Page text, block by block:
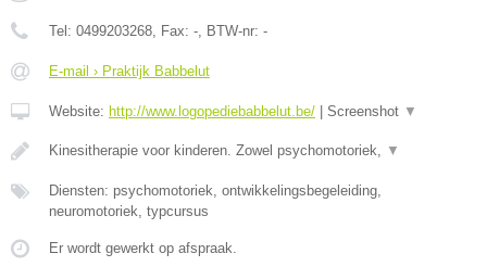
Tel: 0499203268, Fax: -, BTW-nr: -
E-mail › Praktijk Babbelut
Website: http://www.logopediebabbelut.be/ Screenshot ▼
Kinesitherapie voor kinderen. Zowel psychomotoriek, ▼
Diensten: psychomotoriek, ontwikkelingsbegeleiding,
neuromotoriek, typcursus
Er wordt gewerkt op afspraak.